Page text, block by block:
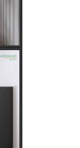
Hias
Daya
Listrik